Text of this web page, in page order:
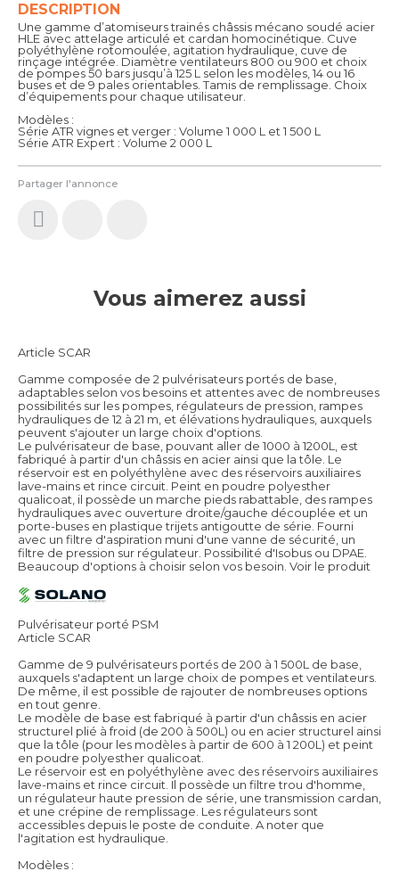
Partager l'annonce
DESCRIPTION
Une gamme d’atomiseurs trainés châssis mécano soudé acier
HLE avec attelage articulé et cardan homocinétique. Cuve
polyéthylène rotomoulée, agitation hydraulique, cuve de
rinçage intégrée. Diamètre ventilateurs 800 ou 900 et choix
de pompes 50 bars jusqu’à 125 L selon les modèles, 14 ou 16
buses et de 9 pales orientables. Tamis de remplissage. Choix
d’équipements pour chaque utilisateur.
Modèles :
Série ATR vignes et verger : Volume 1 000 L et 1 500 L
Série ATR Expert : Volume 2 000 L
Vous aimerez aussi
Article SCAR
Gamme composée de 2 pulvérisateurs portés de base,
adaptables selon vos besoins et attentes avec de nombreuses
possibilités sur les pompes, régulateurs de pression, rampes
hydrauliques de 12 à 21 m, et élévations hydrauliques, auxquels
peuvent s'ajouter un large choix d'options.
Le pulvérisateur de base, pouvant aller de 1000 à 1200L, est
fabriqué à partir d'un châssis en acier ainsi que la tôle. Le
réservoir est en polyéthylène avec des réservoirs auxiliaires
lave-mains et rince circuit. Peint en poudre polyesther
qualicoat, il possède un marche pieds rabattable, des rampes
hydrauliques avec ouverture droite/gauche découplée et un
porte-buses en plastique trijets antigoutte de série. Fourni
avec un filtre d'aspiration muni d'une vanne de sécurité, un
filtre de pression sur régulateur. Possibilité d'Isobus ou DPAE.
Beaucoup d'options à choisir selon vos besoin. Voir le produit
Pulvérisateur porté PSM
Article SCAR
Gamme de 9 pulvérisateurs portés de 200 à 1 500L de base,
auxquels s'adaptent un large choix de pompes et ventilateurs.
De même, il est possible de rajouter de nombreuses options
en tout genre.
Le modèle de base est fabriqué à partir d'un châssis en acier
structurel plié à froid (de 200 à 500L) ou en acier structurel ainsi
que la tôle (pour les modèles à partir de 600 à 1 200L) et peint
en poudre polyesther qualicoat.
Le réservoir est en polyéthylène avec des réservoirs auxiliaires
lave-mains et rince circuit. Il possède un filtre trou d'homme,
un régulateur haute pression de série, une transmission cardan,
et une crépine de remplissage. Les régulateurs sont
accessibles depuis le poste de conduite. A noter que
l'agitation est hydraulique.
Modèles :